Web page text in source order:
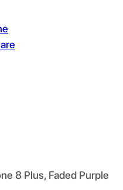
8 Plus, Faded Purple